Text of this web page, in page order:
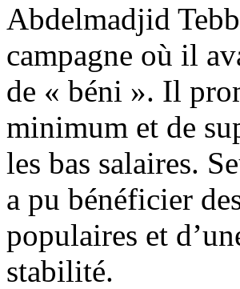
Abdelmadjid
campagne où il
de « béni ». Il
minimum et de
les bas salaires.
a pu bénéficier
populaires et
stabilité.